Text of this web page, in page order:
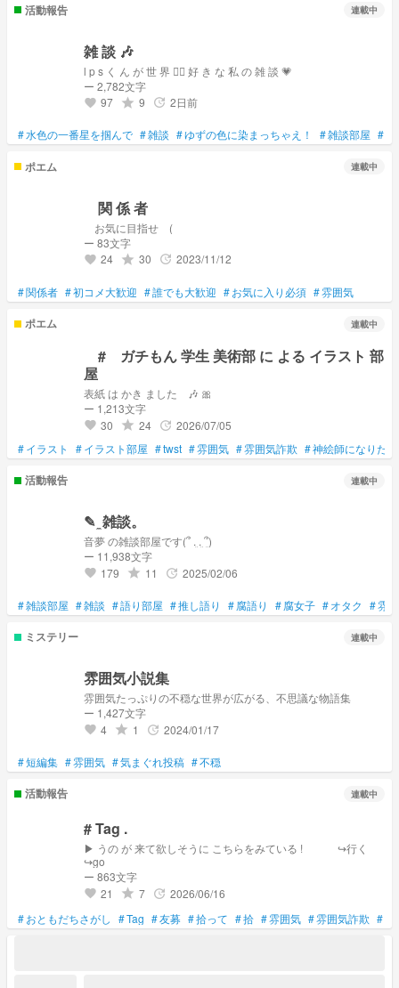
活動報告 連載中
雑 談 🎶
l p s く ん が 世 界 ☝🏻 好 き な 私 の 雑 談 💗
ー 2,782文字
favorite 97 grade 9 update 2日前
#水色の一番星を掴んで #雑談 #ゆずの色に染まっちゃえ！ #雑談部屋 #
ポエム 連載中
関 係 者
お気に目指せ (
ー 83文字
favorite 24 grade 30 update 2023/11/12
#関係者 #初コメ大歓迎 #誰でも大歓迎 #お気に入り必須 #雰囲気
ポエム 連載中
# ガチもん 学生 美術部 に よる イラスト 部
屋
表紙 は かき ました 🎶 🎀
ー 1,213文字
favorite 30 grade 24 update 2026/07/05
#イラスト #イラスト部屋 #twst #雰囲気 #雰囲気詐欺 #神絵師になりた
活動報告 連載中
✎ ̼ 雑談。
音夢 の雑談部屋です(՞ ܸ. ܸ. ܸ՞)
ー 11,938文字
favorite 179 grade 11 update 2025/02/06
#雑談部屋 #雑談 #語り部屋 #推し語り #腐語り #腐女子 #オタク #雰
ミステリー 連載中
雰囲気小説集
雰囲気たっぷりの不穏な世界が広がる、不思議な物語集
ー 1,427文字
favorite 4 grade 1 update 2024/01/17
#短編集 #雰囲気 #気まぐれ投稿 #不穏
活動報告 連載中
# Tag .
▶︎ うの が 来て欲しそうに こちらをみている ! ↪︎行く
↪︎go
ー 863文字
favorite 21 grade 7 update 2026/06/16
#おともだちさがし #Tag #友募 #拾って #拾 #雰囲気 #雰囲気詐欺 #